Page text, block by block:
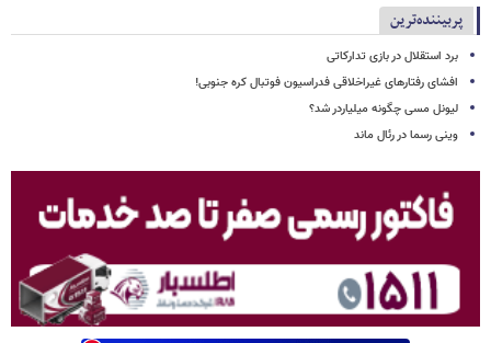
پربیننده‌ترین
برد استقلال در بازی تدارکاتی
افشای رفتارهای غیراخلاقی فدراسیون فوتبال کره جنوبی!
لیونل مسی چگونه میلیاردر شد؟
وینی رسما در رئال ماند